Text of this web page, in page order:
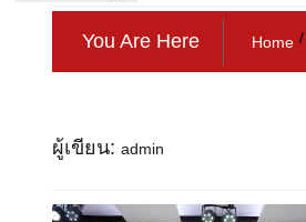
You Are Here Home
ผู้เขียน: admin